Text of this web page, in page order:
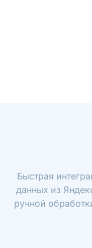
Быстрая
данных из
ручной